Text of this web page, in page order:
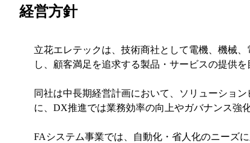
経営方針
立花エレテックは、技術商社として電機、機械
し、顧客満足を追求する製品・サービスの提供を
同社は中長期経営計画において、ソリューショ
に、DX推進では業務効率の向上やガバナンス強
FAシステム事業では、自動化・省人化のニーズ